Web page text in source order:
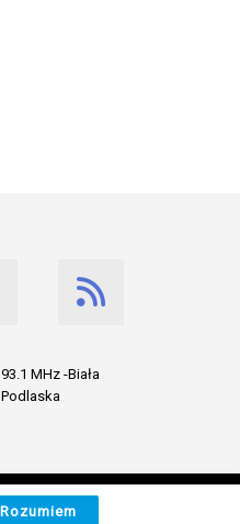
93.1 MHz -Biała
Podlaska
Rozumiem